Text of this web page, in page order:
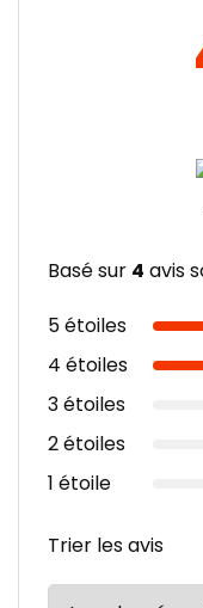
Basé sur 4 avis
5 étoiles
4 étoiles
3 étoiles
2 étoiles
1 étoile
Trier les avis